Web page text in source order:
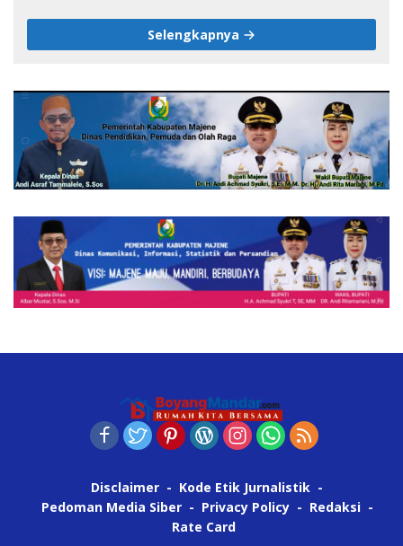
Selengkapnya
Disclaimer
Kode Etik Jurnalistik
Pedoman Media Siber
Privacy Policy
Redaksi
Rate Card